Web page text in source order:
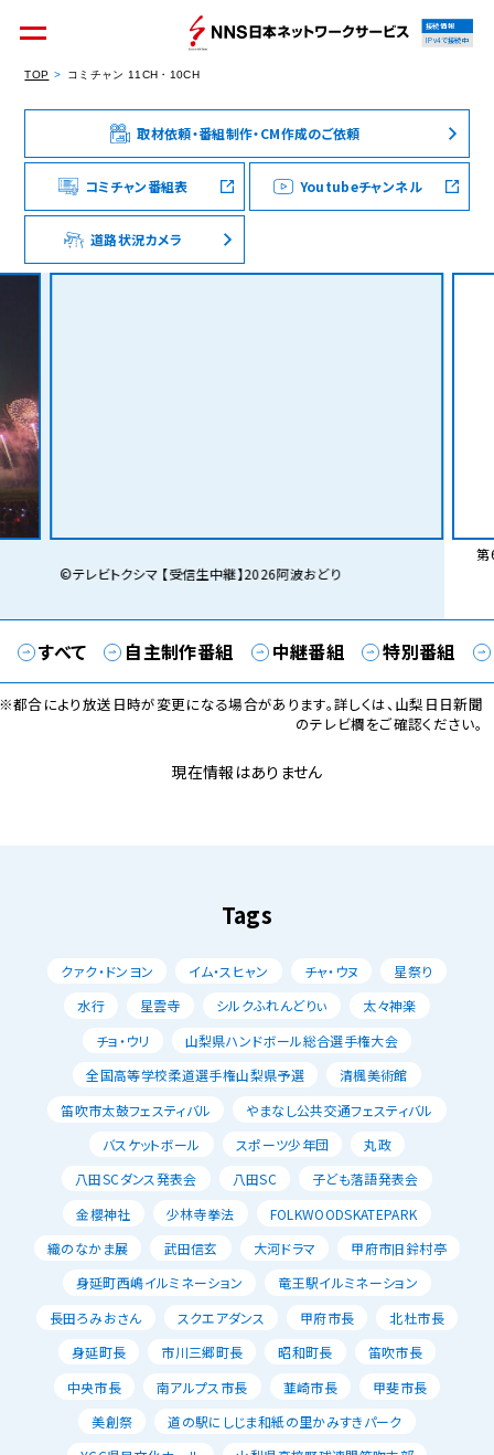
個人のお客様 集合住宅オーナーの方
法人のお客様 料金シミュレーション
接続情報
IPv4で接続中
TOP コミチャン 11CH・10CH
取材依頼・番組制作・CM作成のご依頼
コミチャン番組表 Youtubeチャンネル
道路状況カメラ
©テレビトクシマ 【受信生中継】2026阿波おどり
第
すべて 自主制作番組 中継番組 特別番組
都合により放送日時が変更になる場合があります。詳しくは、山梨日日新聞
のテレビ欄をご確認ください。
現在情報はありません
Tags
クァク・ドンヨン イム・スヒャン チャ・ウヌ
星祭り
水行
星雲寺 シルクふれんどりぃ
太々神楽
チョ・ウリ
山梨県ハンドボール総合選手権大会
全国高等学校柔道選手権山梨県予選
清楓美術館
笛吹市太鼓フェスティバル
やまなし公共交通フェスティバル
バスケットボール
スポーツ少年団
丸政
八田SCダンス発表会
八田SC
子ども落語発表会
金櫻神社
少林寺拳法
FOLKWOODSKATEPARK
織のなかま展
武田信玄 大河ドラマ
甲府市旧鈴村亭
身延町西嶋イルミネーション
竜王駅イルミネーション
長田ろみおさん
スクエアダンス 甲府市長
北杜市長
身延町長
市川三郷町長 昭和町長
笛吹市長
中央市長
南アルプス市長 韮崎市長
甲斐市長
美創祭
道の駅にしじま和紙の里かみすきパーク